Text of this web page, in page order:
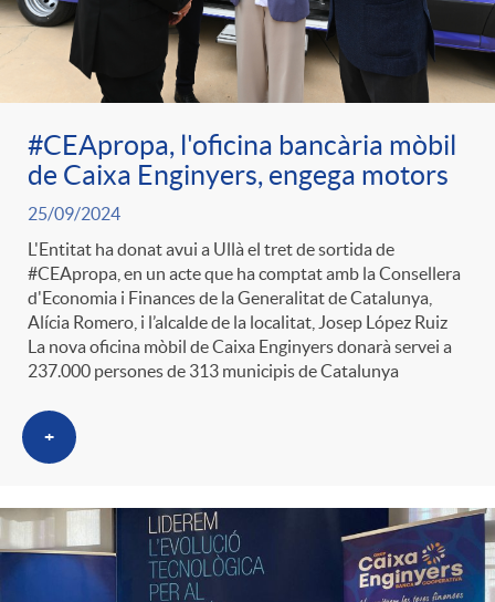
a
S
a
l
a
e
ó
p
e
r
c
a
t
e
t
e
n
i
d
o
A
n
l
i
c
a
d
o
r
d
#CEApropa, l'oficina bancària mòbil
de Caixa Enginyers, engega motors
25/09/2024
L'Entitat ha donat avui a Ullà el tret de sortida de
#CEApropa, en un acte que ha comptat amb la Consellera
d'Economia i Finances de la Generalitat de Catalunya,
Alícia Romero, i l’alcalde de la localitat, Josep López Ruiz
La nova oficina mòbil de Caixa Enginyers donarà servei a
237.000 persones de 313 municipis de Catalunya
+